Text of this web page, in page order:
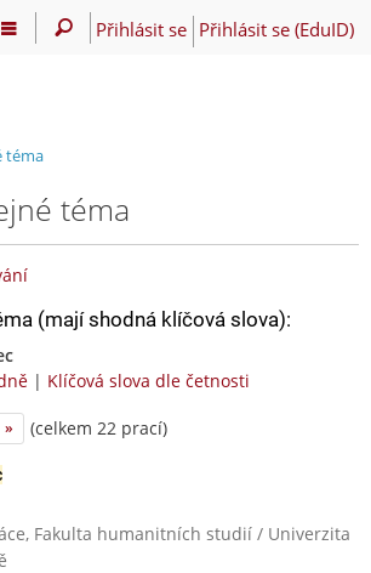
Přihlásit se Přihlásit se (EduID)
téma
téma
(mají shodná klíčová slova):
| Klíčová slova dle četnosti
» (celkem 22 prací)
Fakulta humanitních studií / Univerzita